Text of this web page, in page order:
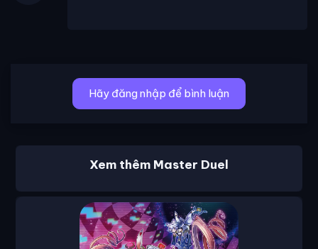
Hãy đăng nhập để bình luận
Xem thêm Master Duel